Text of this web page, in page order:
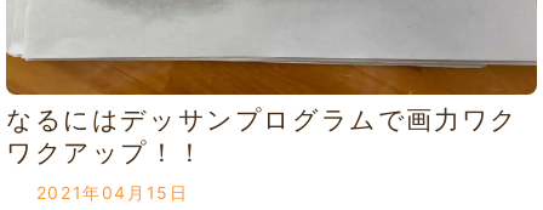
なるにはデッサンプログラムで画力ワク
ワクアップ！！
2021年04月15日